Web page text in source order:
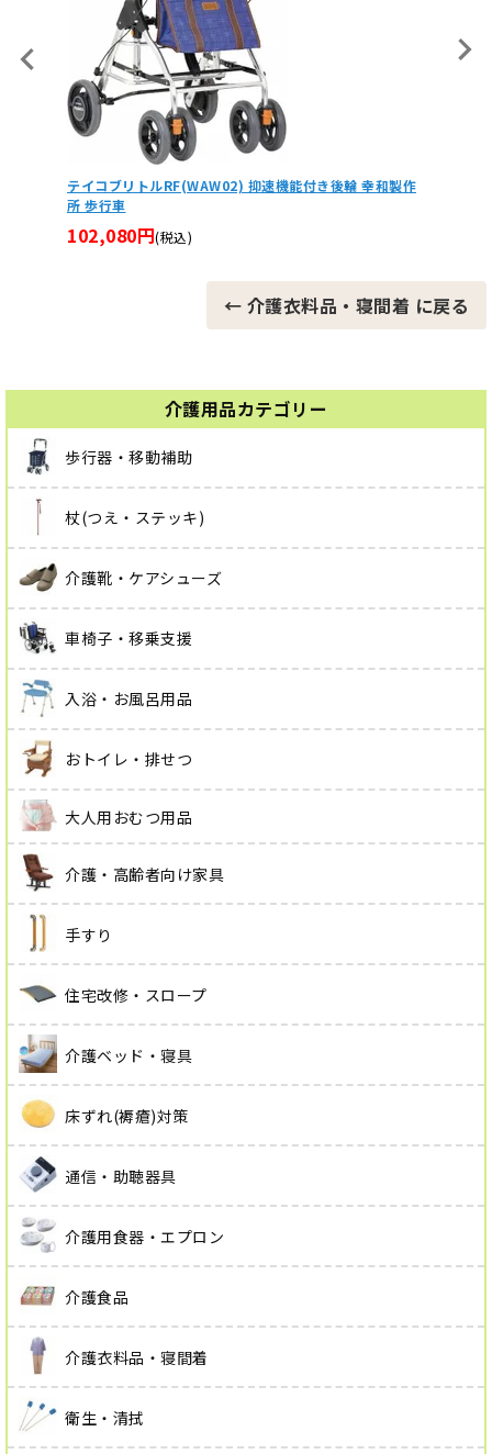
介護用品カテゴリー
歩行器・移動補助
杖(つえ・ステッキ)
介護靴・ケアシューズ
車椅子・移乗支援
入浴・お風呂用品
おトイレ・排せつ
大人用おむつ用品
介護・高齢者向け家具
手すり
住宅改修・スロープ
介護ベッド・寝具
床ずれ(褥瘡)対策
通信・助聴器具
介護用食器・エプロン
介護食品
介護衣料品・寝間着
衛生・清拭
テイコブリトルRF(WAW02) 抑速機能付き後輪 幸和製作
所 歩行車
102,080円(税込)
← 介護衣料品・寝間着 に戻る